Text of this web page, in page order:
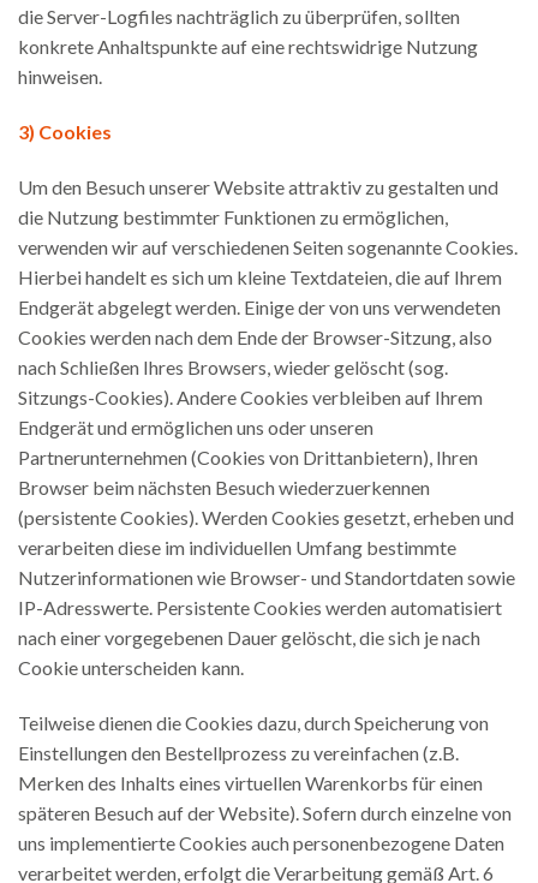
die Server-Logfiles nachträglich zu überprüfen, sollten
konkrete Anhaltspunkte auf eine rechtswidrige Nutzung
hinweisen.
3) Cookies
Um den Besuch unserer Website attraktiv zu gestalten und
die Nutzung bestimmter Funktionen zu ermöglichen,
verwenden wir auf verschiedenen Seiten sogenannte Cookies.
Hierbei handelt es sich um kleine Textdateien, die auf Ihrem
Endgerät abgelegt werden. Einige der von uns verwendeten
Cookies werden nach dem Ende der Browser-Sitzung, also
nach Schließen Ihres Browsers, wieder gelöscht (sog.
Sitzungs-Cookies). Andere Cookies verbleiben auf Ihrem
Endgerät und ermöglichen uns oder unseren
Partnerunternehmen (Cookies von Drittanbietern), Ihren
Browser beim nächsten Besuch wiederzuerkennen
(persistente Cookies). Werden Cookies gesetzt, erheben und
verarbeiten diese im individuellen Umfang bestimmte
Nutzerinformationen wie Browser- und Standortdaten sowie
IP-Adresswerte. Persistente Cookies werden automatisiert
nach einer vorgegebenen Dauer gelöscht, die sich je nach
Cookie unterscheiden kann.
Teilweise dienen die Cookies dazu, durch Speicherung von
Einstellungen den Bestellprozess zu vereinfachen (z.B.
Merken des Inhalts eines virtuellen Warenkorbs für einen
späteren Besuch auf der Website). Sofern durch einzelne von
uns implementierte Cookies auch personenbezogene Daten
verarbeitet werden, erfolgt die Verarbeitung gemäß Art. 6